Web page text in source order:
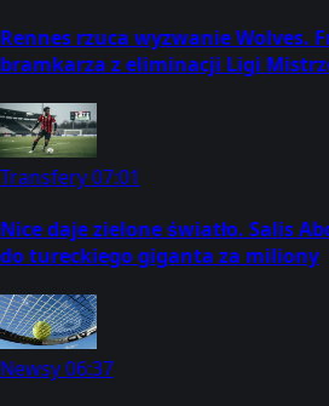
Rennes rzuca wyzwanie Wolves.
bramkarza z eliminacji Ligi
Transfery07:01
Nice daje zielone światło. Salis
do tureckiego giganta za miliony
Newsy06:37